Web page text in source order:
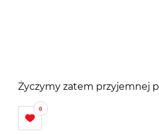
Życzymy zatem przyjemnej
0